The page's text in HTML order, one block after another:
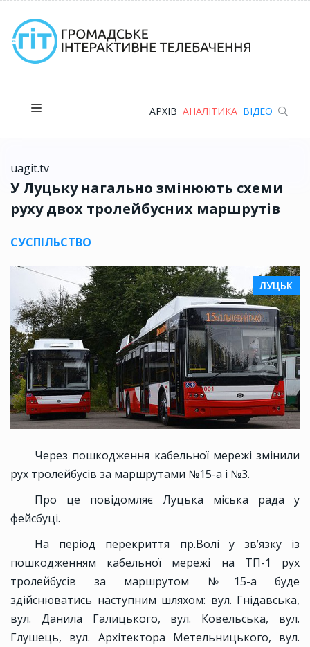
АРХІВ АНАЛІТИКА ВІДЕО
uagit.tv
У Луцьку нагально змінюють схеми
руху двох тролейбусних маршрутів
СУСПІЛЬСТВО
ЛУЦЬК
Через пошкодження кабельної мережі змінили
рух тролейбусів за маршрутами №15-а і №3.
Про це повідомляє Луцька міська рада у
фейсбуці.
На період перекриття пр.Волі у зв’язку із
пошкодженням кабельної мережі на ТП-1 рух
тролейбусів за маршрутом №15-а буде
здійснюватись наступним шляхом: вул. Гнідавська,
вул. Данила Галицького, вул. Ковельська, вул.
Глушець, вул. Архітектора Метельницького, вул.